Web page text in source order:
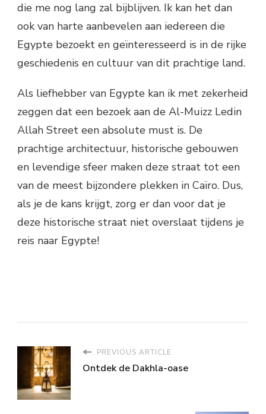
die me nog lang zal bijblijven. Ik kan het dan
ook van harte aanbevelen aan iedereen die
Egypte bezoekt en geïnteresseerd is in de rijke
geschiedenis en cultuur van dit prachtige land.
Als liefhebber van Egypte kan ik met zekerheid
zeggen dat een bezoek aan de Al-Muizz Ledin
Allah Street een absolute must is. De
prachtige architectuur, historische gebouwen
en levendige sfeer maken deze straat tot een
van de meest bijzondere plekken in Caïro. Dus,
als je de kans krijgt, zorg er dan voor dat je
deze historische straat niet overslaat tijdens je
reis naar Egypte!
PREVIOUS ARTICLE
Ontdek de Dakhla-oase